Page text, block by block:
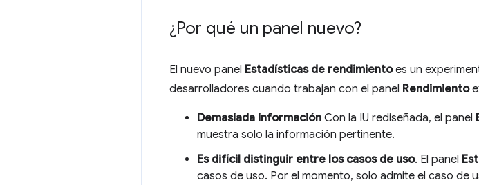
¿Por qué un panel nuevo?
El nuevo panel Estadísticas de rendimientoes un
desarrolladores cuando trabajan con el panel Rendimiento
Demasiada información Con la IU rediseñada, el panel
muestra solo la información pertinente.
Es difícil distinguir entre los casos de uso. El panel
casos de uso. Por el momento, solo admite el caso